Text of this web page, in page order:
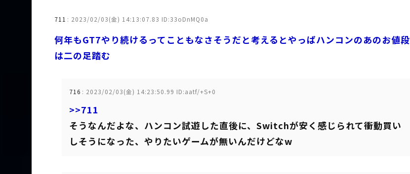
711 : 2023/02/03(金) 14:13:07.83 ID:33oDnMQ0a
何年もGT7やり続けるってこともなさそうだと考えるとやっぱハンコンのあのお値段
は二の足踏む
716 : 2023/02/03(金) 14:23:50.99 ID:aatf/+S+0
>>711
そうなんだよな、ハンコン試遊した直後に、Switchが安く感じられて衝動買い
しそうになった、やりたいゲームが無いんだけどなw